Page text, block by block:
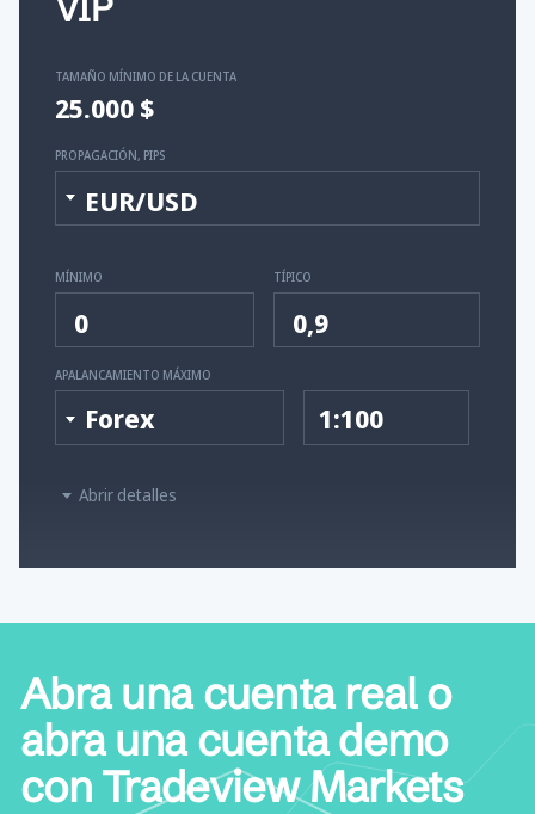
Abrir detalles
TAMAÑO MÍNIMO DE LA CUENTA
25.000 $
PROPAGACIÓN, PIPS
EUR/USD
MÍNIMO
0
TÍPICO
0,9
APALANCAMIENTO MÁXIMO
Forex 1:100
Abra una cuenta real o
abra una cuenta demo
con Tradeview Markets